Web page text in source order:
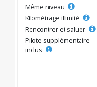
Même niveau
Kilométrage illimité
Rencontrer et saluer
Pilote supplémentaire
inclus